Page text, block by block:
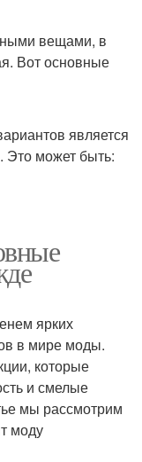
вещами, в
Вот основные
является
Это может быть:
ярких
в мире моды.
которые
и смелые
мы рассмотрим
моду